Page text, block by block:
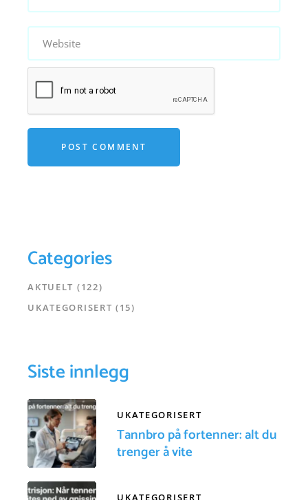
POST COMMENT
Categories
AKTUELT (122)
UKATEGORISERT (15)
Siste innlegg
UKATEGORISERT
Tannbro på fortenner: alt du
trenger å vite
UKATEGORISERT